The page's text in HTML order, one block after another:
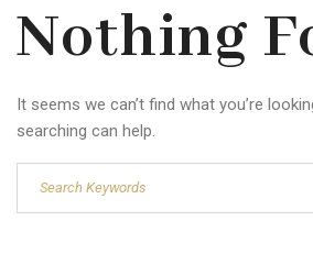
Nothing
It seems we can’t find what you’re
searching can help.